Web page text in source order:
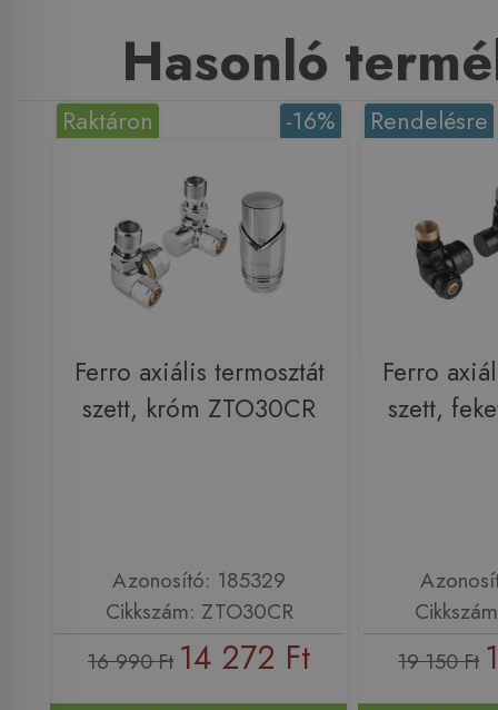
Hasonló
-16%
Raktáron
Ferro axiális termosztát
szett, króm ZTO30CR
Azonosító: 185329
Cikkszám: ZTO30CR
16 990 Ft 14 272 Ft
Rendelésre
Ferro
szett,
19 150 Ft